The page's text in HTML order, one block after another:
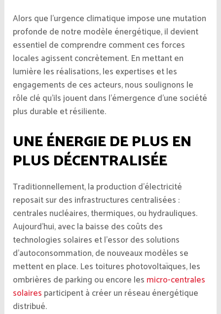
Alors que l’urgence climatique impose une mutation
profonde de notre modèle énergétique, il devient
essentiel de comprendre comment ces forces
locales agissent concrètement. En mettant en
lumière les réalisations, les expertises et les
engagements de ces acteurs, nous soulignons le
rôle clé qu’ils jouent dans l’émergence d’une société
plus durable et résiliente.
UNE ÉNERGIE DE PLUS EN
PLUS DÉCENTRALISÉE
Traditionnellement, la production d’électricité
reposait sur des infrastructures centralisées :
centrales nucléaires, thermiques, ou hydrauliques.
Aujourd’hui, avec la baisse des coûts des
technologies solaires et l’essor des solutions
d’autoconsommation, de nouveaux modèles se
mettent en place. Les toitures photovoltaïques, les
ombrières de parking ou encore les micro-centrales
solaires participent à créer un réseau énergétique
distribué.